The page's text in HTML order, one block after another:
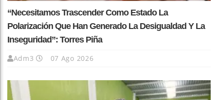
“Necesitamos Trascender Como Estado La
Polarización Que Han Generado La Desigualdad Y La
Inseguridad”: Torres Piña
Adm3 07 Ago 2026